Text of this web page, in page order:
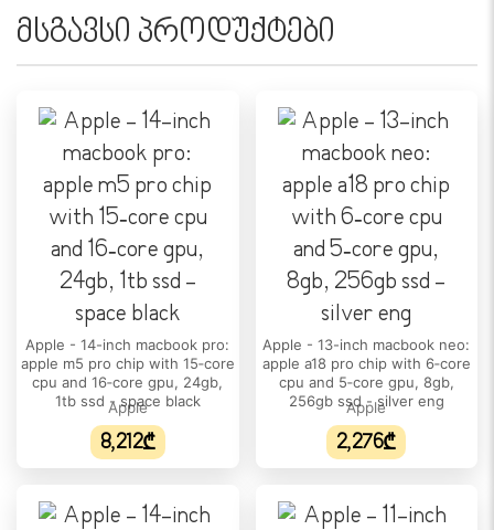
14.2"
ეკრანის ტიპი:
გარჩევადობა:
3024 x 1964
განახლების სიხშირე:
120Hz
სიკაშკაშე:
1000 nits (1600 nits HDR)
ეკრანის ფორმატი:
16:10
ᲞᲠᲝᲪᲔᲡᲝᲠᲘ
პროცესორის/ჩიპსეტის ტიპი:
Apple M5 Pro
პროცესორის მოდელი:
მსგავსი პროდუქტები
Apple - 14-inch macbook pro:
apple m5 pro chip with 15‑core
cpu and 16‑core gpu, 24gb,
1tb ssd - space black
Apple
8,212₾
Apple - 13-inch macbook neo:
apple a18 pro chip with 6‑core
cpu and 5‑core gpu, 8gb,
256gb ssd - silver eng
Apple
2,276₾